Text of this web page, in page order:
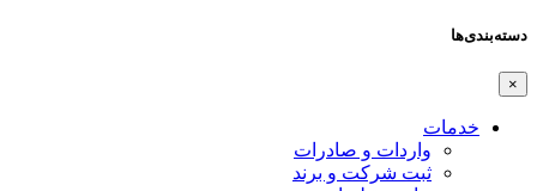
دسته‌بندی‌ها
×
خدمات
واردات و صادرات
ثبت شرکت و برند